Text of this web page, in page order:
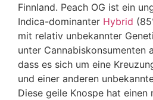
Finnland. Peach OG ist ein
Indica-dominanter Hybrid
mit relativ unbekannter
unter Cannabiskonsumenten
dass es sich um eine
und einer anderen
Diese geile Knospe hat einen